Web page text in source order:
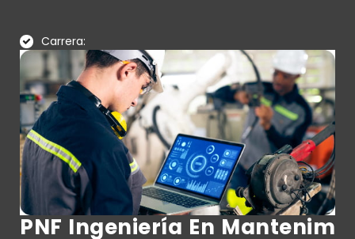
Carrera:
PNF Ingeniería En Mantenim